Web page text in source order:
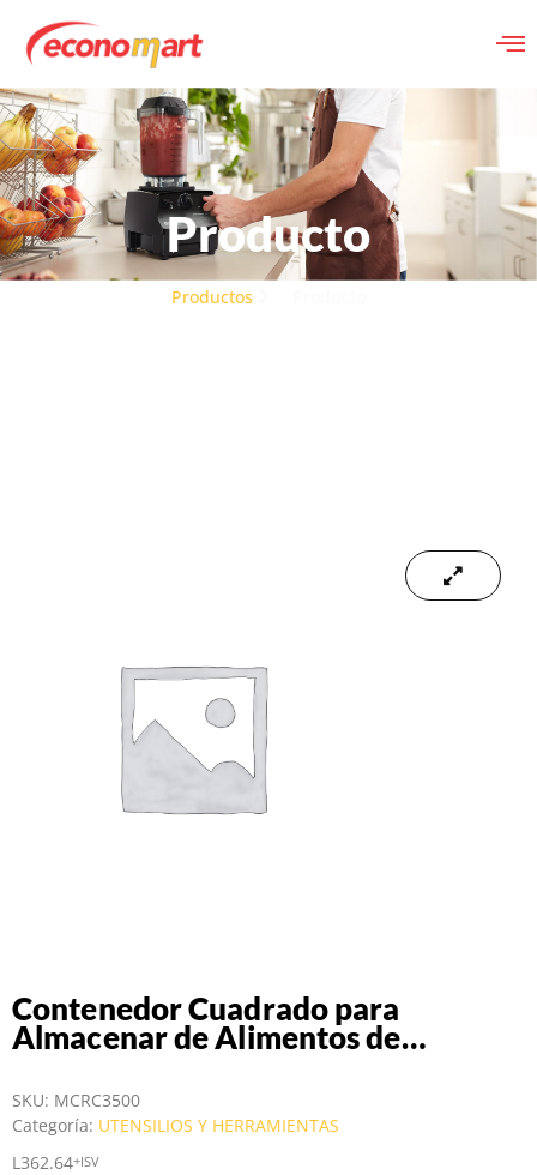
Producto
Productos
Contenedor Cuadrado para
Almacenar de Alimentos de
SKU: MCRC3500
Categoría: UTENSILIOS Y HERRAMIENTAS
L 362.64+ISV